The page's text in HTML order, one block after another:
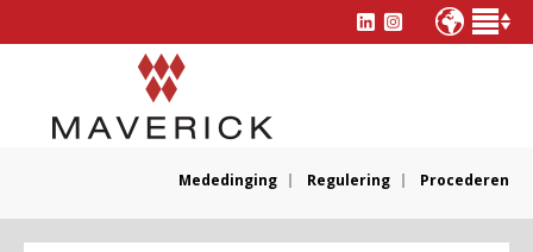
Mededinging Regulering Procederen